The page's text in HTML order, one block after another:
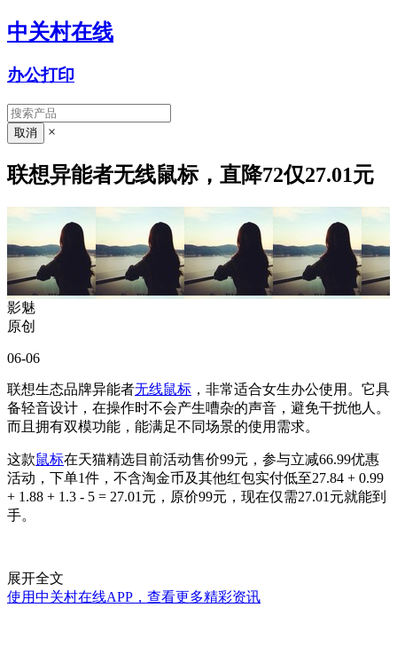
中关村在线
办公打印
×
联想异能者无线鼠标，直降72仅27.01元
影魅
原创
06-06
联想生态品牌异能者无线鼠标 ，非常适合女生办公使用。它具
备轻音设计，在操作时不会产生嘈杂的声音，避免干扰他人。
而且拥有双模功能，能满足不同场景的使用需求。
这款鼠标在天猫精选目前活动售价99元，参与立减66.99优惠
活动，下单1件，不含淘金币及其他红包实付低至27.84 + 0.99
+ 1.88 + 1.3 - 5 = 27.01元，原价99元，现在仅需27.01元就能到
手。
展开全文
使用中关村在线APP，查看更多精彩资讯